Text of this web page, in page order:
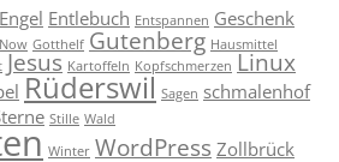
Engel Entlebuch Entspannen Geschenk
Gotthelf Gutenberg Hausmittel
Jesus Kartoffeln Kopfschmerzen Linux
Rüderswil Sagen schmalenhof
Stille Wald
Winter WordPress Zollbrück